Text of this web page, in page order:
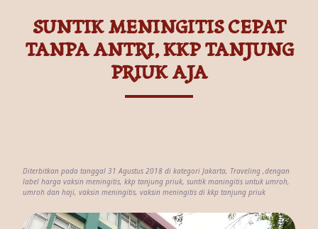
SUNTIK MENINGITIS CEPAT
TANPA ANTRI, KKP TANJUNG
PRIUK AJA
Diterbitkan pada tanggal 31 Agustus 2018 di kategori Jakarta, Traveling ,dengan
label harga vaksin meningitis, kkp tanjung priuk, suntik maningitis untuk umroh,
umroh dan haji, vaksin meningitis, vaksin meningitis di kkp tanjung priuk